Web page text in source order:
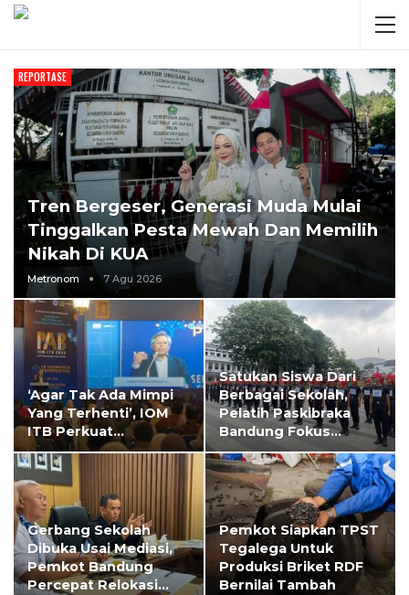
REPORTASE
Tren Bergeser, Generasi Muda Mulai
Tinggalkan Pesta Mewah Dan Memilih
Nikah Di KUA
Metronom 7 Agu 2026
‘Agar Tak Ada Mimpi
Yang Terhenti’, IOM
ITB Perkuat…
Satukan Siswa Dari
Berbagai Sekolah,
Pelatih Paskibraka
Bandung Fokus…
Gerbang Sekolah
Dibuka Usai Mediasi,
Pemkot Bandung
Percepat Relokasi…
Pemkot Siapkan TPST
Tegalega Untuk
Produksi Briket RDF
Bernilai Tambah